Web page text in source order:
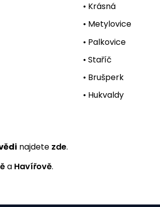
• Krásná
• Metylovice
• Palkovice
• Staříč
• Brušperk
• Hukvaldy
najdete zde.
a Havířově.